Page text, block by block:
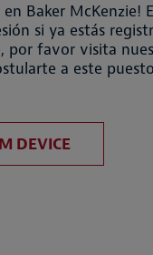
Baker McKenzie!
si ya estás
por favor visita
a este
DEVICE